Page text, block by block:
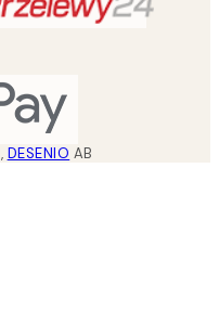
, DESENIO AB